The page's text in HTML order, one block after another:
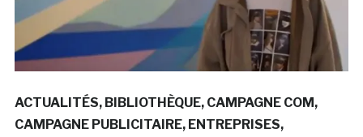
ACTUALITÉS BIBLIOTHÈQUE CAMPAGNE COM
CAMPAGNE PUBLICITAIRE ENTREPRISES